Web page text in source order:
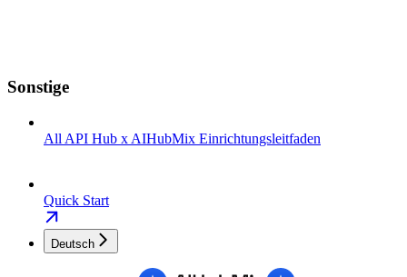
Sonstige
All API Hub x AIHubMix Einrichtungsleitfaden
Quick Start
Deutsch